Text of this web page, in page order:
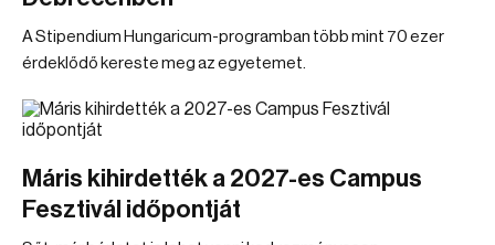
A Stipendium Hungaricum-programban több mint 70 ezer
érdeklődő kereste meg az egyetemet.
Máris kihirdették a 2027-es Campus
Fesztivál időpontját